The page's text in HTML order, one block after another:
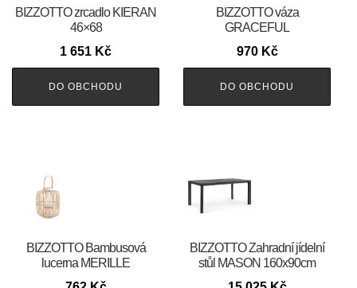
BIZZOTTO zrcadlo KIERAN
46×68
1 651 Kč
DO OBCHODU
BIZZOTTO váza
GRACEFUL
970 Kč
DO OBCHODU
BIZZOTTO Bambusová
lucerna MERILLE
BIZZOTTO Zahradní jídelní
stůl MASON 160x90cm